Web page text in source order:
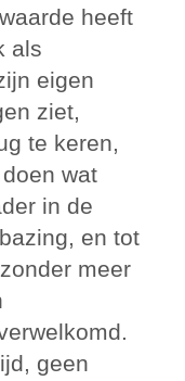
heeft
als
eigen
ziet,
te keren,
wat
in de
en tot
meer
geen